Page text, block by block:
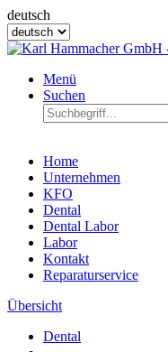
deutsch
Menü
Suchen
Home
Unternehmen
KFO
Dental
Dental Labor
Labor
Kontakt
Reparaturservice
Übersicht
Dental